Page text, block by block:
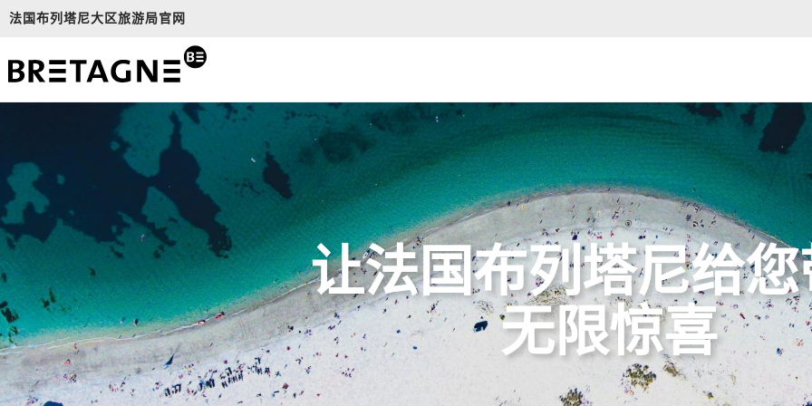
Aller
principal
法国布列塔尼大区旅游局官网
让法国布列塔尼给
无限惊喜